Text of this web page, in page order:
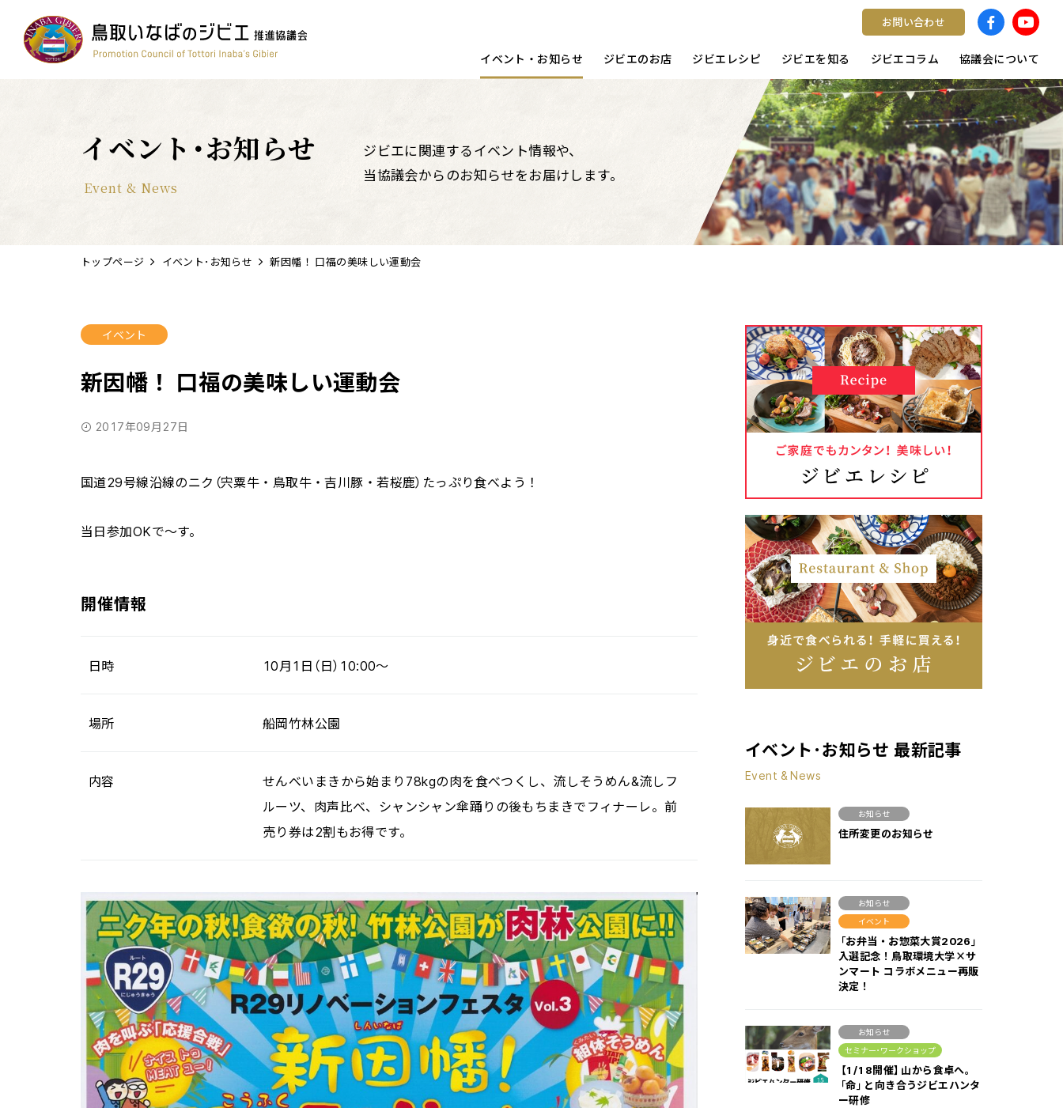
お問い合わせ
イベント・お知らせ
コンテスト
ジビエのお店
ワイン
ジビエレシピ
簡単レシピ
ジビエを知る
鳥獣被害対策
ジビエコラム
すべて
協議会について
イベント･お知らせ
Event & News
ジビエに関連するイベント情報や、
当協議会からのお知らせをお届けします。
トップページ イベント･お知らせ 新因幡！ 口福の美味しい運動会
イベント
新因幡！ 口福の美味しい運動会
2017年09月27日
国道29号線沿線のニク（宍粟牛・鳥取牛・吉川豚・若桜鹿）たっぷり食べよう！
当日参加OKで～す。
開催情報
日時 10月1日（日）10:00～
場所 船岡竹林公園
内容
せんべいまきから始まり78kgの肉を食べつくし、流しそうめん&流しフ
ルーツ、肉声比べ、シャンシャン傘踊りの後もちまきでフィナーレ。前
売り券は2割もお得です。
イベント･お知らせ 最新記事
Event & News
お知らせ
住所変更のお知らせ
お知らせ
イベント
「お弁当・お惣菜大賞2026」
入選記念！鳥取環境大学×サ
ンマート コラボメニュー再販
決定！
お知らせ
セミナー･ワークショップ
【1/18開催】山から食卓へ。
「命」と向き合うジビエハンタ
ー研修